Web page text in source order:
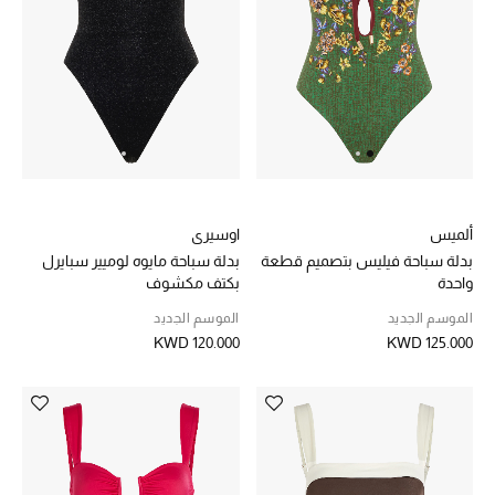
خصم حتى 70%
تسوقوا الآن
ما وصلنا حديثاً
الموسم الجديد
النساء
الحقائب النسائية
أحذية النسائية
ألميس
بدلة سباحة فيليس بتصميم قطعة
واحدة
الموسم الجديد
KWD 125.000
اوسيري
بدلة سباحة مايوه لوميير سبايرل
بكتف مكشوف
الموسم الجديد
KWD 120.000